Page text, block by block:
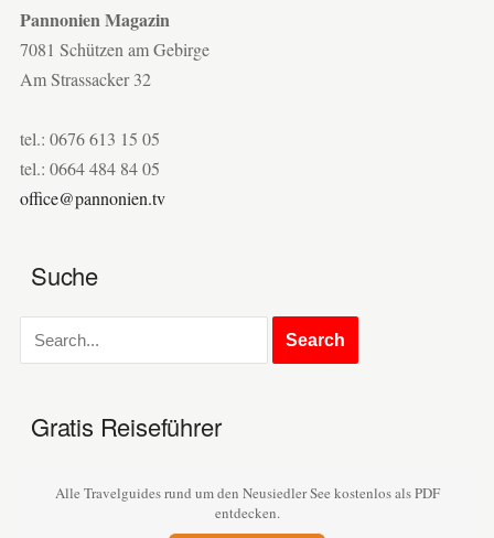
Pannonien Magazin
7081 Schützen am Gebirge
Am Strassacker 32
tel.: 0676 613 15 05
tel.: 0664 484 84 05
office@pannonien.tv
Suche
Gratis Reiseführer
Alle Travelguides rund um den Neusiedler See kostenlos als PDF
entdecken.